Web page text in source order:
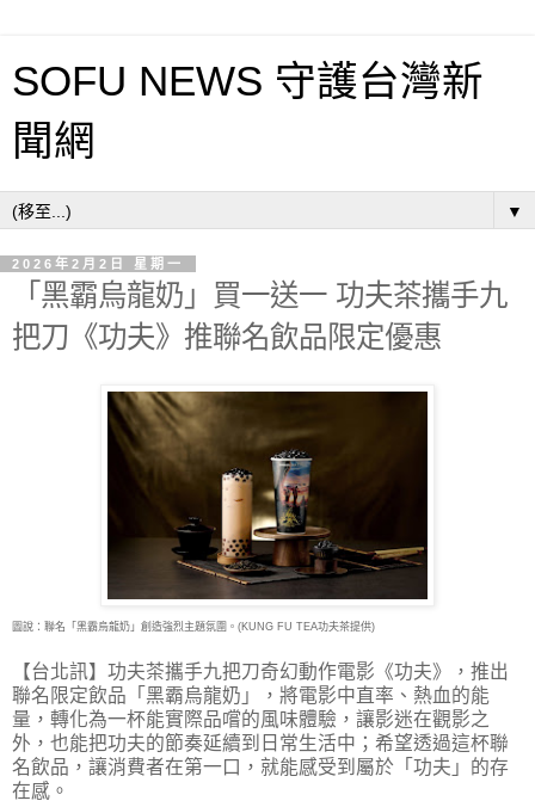
SOFU NEWS 守護台灣新
聞網
▼
2026年2月2日 星期一
「黑霸烏龍奶」買一送一 功夫茶攜手九
把刀《功夫》推聯名飲品限定優惠
圖說：聯名「黑霸烏龍奶」創造強烈主題氛圍。(KUNG FU TEA功夫茶提供)
【台北訊】功夫茶攜手九把刀奇幻動作電影《功夫》，推出
聯名限定飲品「黑霸烏龍奶」，將電影中直率、熱血的能
量，轉化為一杯能實際品嚐的風味體驗，讓影迷在觀影之
外，也能把功夫的節奏延續到日常生活中；希望透過這杯聯
名飲品，讓消費者在第一口，就能感受到屬於「功夫」的存
在感。